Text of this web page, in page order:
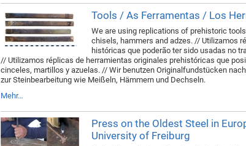
Tools / As Ferramentas / Los
We are using replications of prehistoric
chisels, hammers and adzes. // Utilizamos
históricas que poderão ter sido usadas no
// Utilizamos réplicas de herramientas originales prehistóricas que
cinceles, martillos y azuelas. // Wir benutzen Originalfundstücken
zur Steinbearbeitung wie Meißeln, Hämmern und Dechseln.
Mehr…
Press on the Oldest Steel in
University of Freiburg